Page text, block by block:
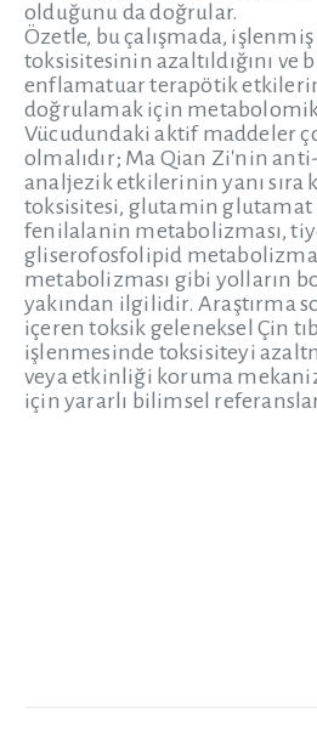
olduğunu da doğrular.
Özetle, bu çalışmada,
toksisitesinin azaltıldığını
enflamatuar terapötik
doğrulamak için
Vücudundaki aktif maddeler
olmalıdır; Ma Qian Zi'nin
analjezik etkilerinin yanı sıra
toksisitesi, glutamin glutamat
fenilalanin metabolizması,
gliserofosfolipid
metabolizması gibi yolların
yakından ilgilidir. Araştırma
içeren toksik geleneksel Çin
işlenmesinde toksisiteyi
veya etkinliği koruma
için yararlı bilimsel